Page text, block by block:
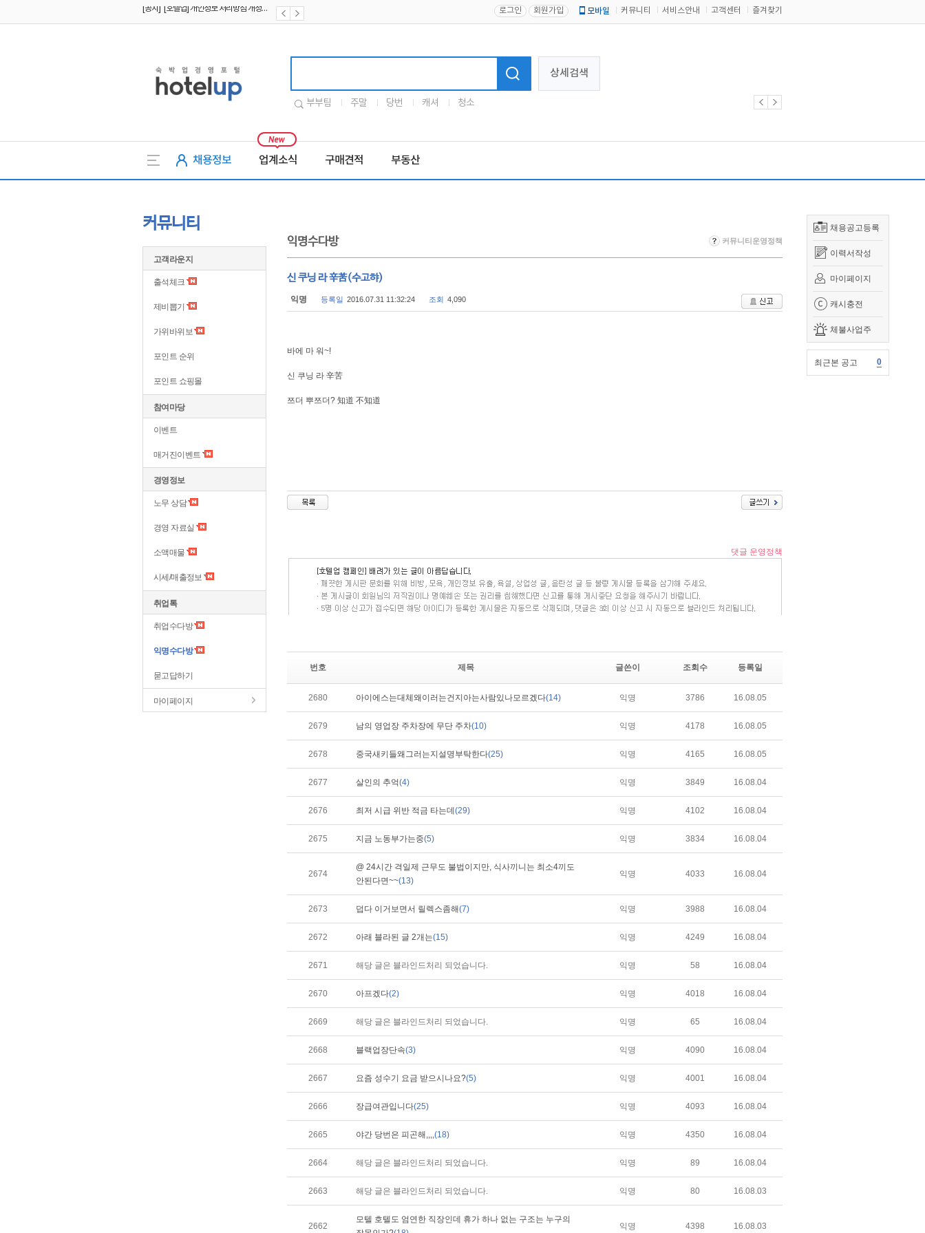
[공지] [호텔업] 개인정보 처리방침 개정본1 (19.09.02) 로그인 회원가입 모바일 커뮤니티 서비스안내 고객센터 즐겨찾기
상세검색
부부팀 주말 당번 캐셔 청소
채용정보 업계소식 구매견적 부동산
채용공고등록
이력서작성
마이페이지
캐시충전
체불사업주
최근본 공고 0
커뮤니티
고객라운지
출석체크
제비뽑기
가위바위보
포인트 순위
포인트 쇼핑몰
참여마당
이벤트
매거진이벤트
경영정보
노무 상담
경영 자료실
소액매물
시세/매출정보
취업톡
취업수다방
익명수다방
묻고답하기
마이페이지
익명수다방 커뮤니티운영정책
신 쿠닝 라 辛苦(수고햐)
익명 등록일 2016.07.31 11:32:24 조회 4,090
바에 마 워~!
신 쿠닝 라 辛苦
쯔더 뿌쯔더? 知道 不知道
번호 제목 글쓴이 조회수 등록일
2680 아이에스는대체왜이러는건지아는사람있나모르겠다(14) 익명 3786 16.08.05
2679 남의 영업장 주차장에 무단 주차(10) 익명 4178 16.08.05
2678 중국새키들왜그러는지설명부탁한다(25) 익명 4165 16.08.05
2677 살인의 추억(4) 익명 3849 16.08.04
2676 최저 시급 위반 적금 타는데 (29) 익명 4102 16.08.04
2675 지금 노동부가는중(5) 익명 3834 16.08.04
2674
@ 24시간 격일제 근무도 불법이지만, 식사끼니는 최소4끼도
안된다면~~(13)
익명 4033 16.08.04
2673 덥다 이거보면서 릴렉스좀해(7) 익명 3988 16.08.04
2672 아래 블라된 글 2개는(15) 익명 4249 16.08.04
2671 해당 글은 블라인드처리 되었습니다. 익명 58 16.08.04
2670 아프겠다(2) 익명 4018 16.08.04
2669 해당 글은 블라인드처리 되었습니다. 익명 65 16.08.04
2668 블랙업장단속(3) 익명 4090 16.08.04
2667 요즘 성수기 요금 받으시나요?(5) 익명 4001 16.08.04
2666 장급여관입니다(25) 익명 4093 16.08.04
2665 야간 당번은 피곤해,,,,(18) 익명 4350 16.08.04
2664 해당 글은 블라인드처리 되었습니다. 익명 89 16.08.04
2663 해당 글은 블라인드처리 되었습니다. 익명 80 16.08.03
2662
모텔 호텔도 엄연한 직장인데 휴가 하나 없는 구조는 누구의
익명 4398 16.08.03